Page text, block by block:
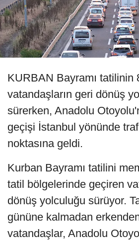
KURBAN Bayramı tatilinin
vatandaşların geri dönüş
sürerken, Anadolu
geçişi İstanbul yönünde
noktasına geldi.
Kurban Bayramı tatilini
tatil bölgelerinde geçiren
dönüş yolculuğu sürüyor.
gününe kalmadan
vatandaşlar, Anadolu